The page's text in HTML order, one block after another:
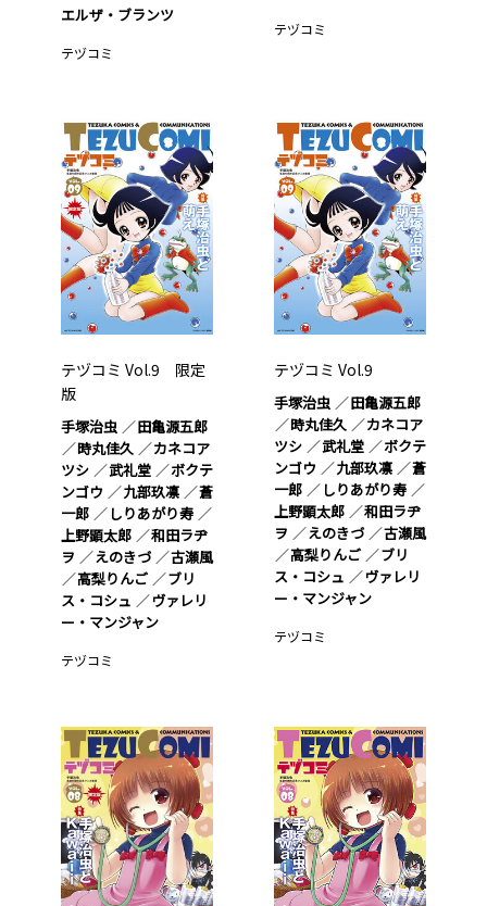
エルザ・ブランツ
テヅコミ
テヅコミ
テヅコミ Vol.9 限定
版
手塚治虫
田亀源五郎
時丸佳久
カネコア
ツシ
武礼堂
ボクテ
ンゴウ
九部玖凛
蒼
一郎
しりあがり寿
上野顕太郎
和田ラヂ
ヲ
えのきづ
古瀬風
高梨りんご
ブリ
ス・コシュ
ヴァレリ
ー・マンジャン
テヅコミ
テヅコミ Vol.9
手塚治虫
田亀源五郎
時丸佳久
カネコア
ツシ
武礼堂
ボクテ
ンゴウ
九部玖凛
蒼
一郎
しりあがり寿
上野顕太郎
和田ラヂ
ヲ
えのきづ
古瀬風
高梨りんご
ブリ
ス・コシュ
ヴァレリ
ー・マンジャン
テヅコミ